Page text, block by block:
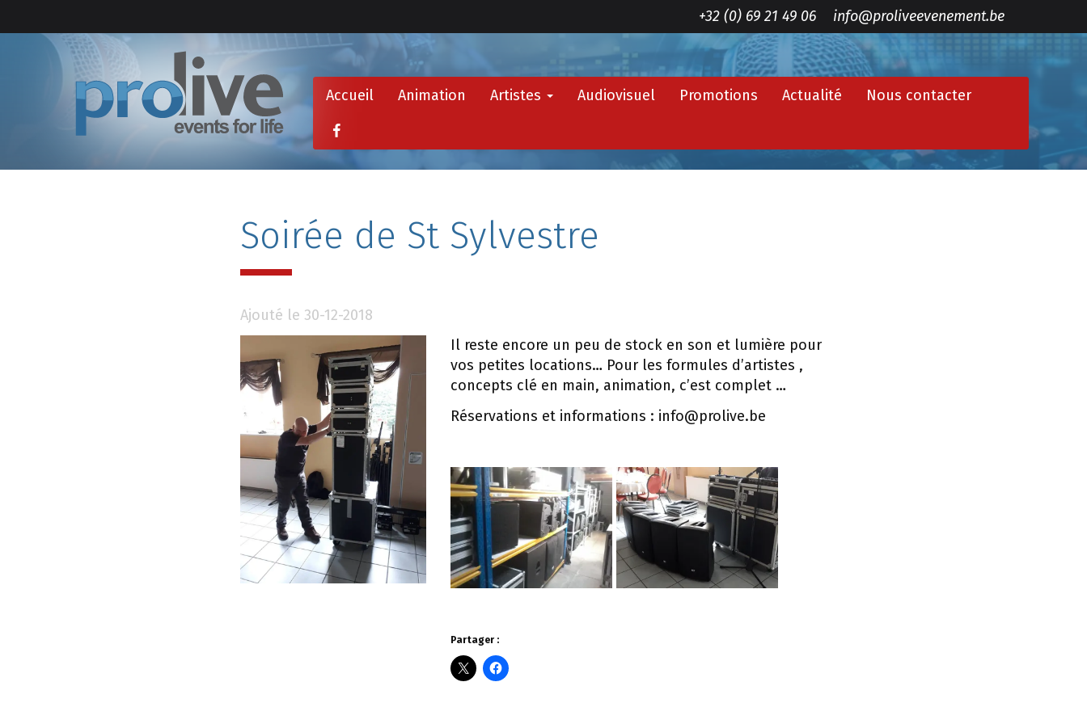
+32 (0) 69 21 49 06 info@proliveevenement.be
Accueil Animation Artistes Audiovisuel Promotions Actualité Nous contacter
Soirée de St Sylvestre
Ajouté le 30-12-2018
Il reste encore un peu de stock en son et lumière pour
vos petites locations… Pour les formules d’artistes ,
concepts clé en main, animation, c’est complet …
Réservations et informations : info@prolive.be
Partager :